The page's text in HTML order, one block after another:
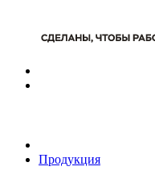
Продукция